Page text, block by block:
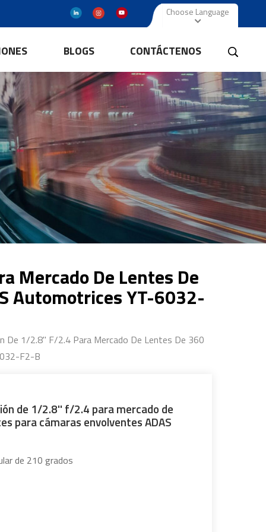
Choose Language
BLOGS CONTÁCTENOS
Mercado De Lentes De
Automotrices YT-6032-
De 1/2.8'' F/2.4 Para Mercado De Lentes De 360
F2-B
de 1/2.8'' f/2.4 para mercado de
para cámaras envolventes ADAS
de 210 grados